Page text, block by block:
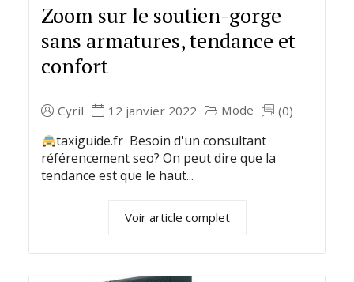
Zoom sur le soutien-gorge
sans armatures, tendance et
confort
Cyril 12 janvier 2022 Mode (0)
taxiguide.fr Besoin d'un consultant
référencement seo? On peut dire que la
tendance est que le haut...
Voir article complet